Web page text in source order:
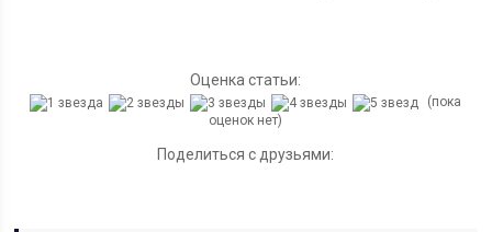
Оценка статьи:
(пока
оценок нет)
Поделиться с друзьями: